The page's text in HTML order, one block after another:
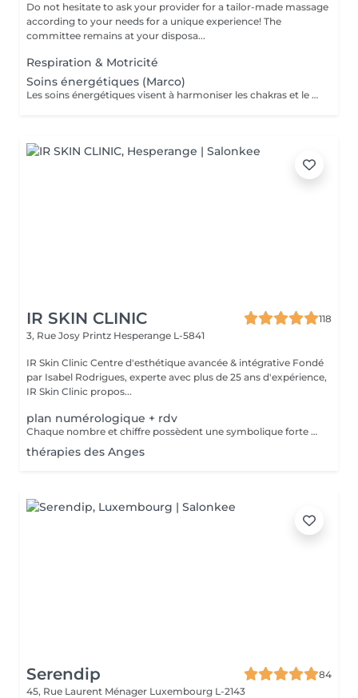
Do not hesitate to ask your provider for a tailor-made massage
according to your needs for a unique experience! The
committee remains at your disposa...
Respiration & Motricité
Soins énergétiques (Marco)
Les soins énergétiques visent à harmoniser les chakras et le flux de l'énergie dans le corps afin de retrouver l'équilibre corps/esprit. RMQ - La personne reste habillée, enlève sa montre et ses chaussures
IR SKIN CLINIC
118
3, Rue Josy Printz Hesperange L-5841
IR Skin Clinic Centre d'esthétique avancée & intégrative Fondé
par Isabel Rodrigues, experte avec plus de 25 ans d'expérience,
IR Skin Clinic propos...
plan numérologique + rdv
Chaque nombre et chiffre possèdent une symbolique forte et connue depuis la nuit des temps. Plusieurs outils sont à votre disposition pour découvrir votre personnalité, votre avenir ou tout simplement trouver des réponses précises à vos questions.
thérapies des Anges
Serendip
84
45, Rue Laurent Ménager Luxembourg L-2143